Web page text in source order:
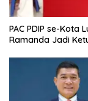
PAC PDIP se-Kota
Ramanda Jadi